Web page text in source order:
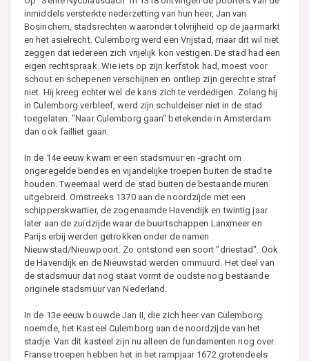
inmiddels versterkte nederzetting van hun heer, Jan van
Bosinchem, stadsrechten waaronder tolvrijheid op de jaarmarkt
en het asielrecht. Culemborg werd een Vrijstad, maar dit wil niet
zeggen dat iedereen zich vrijelijk kon vestigen. De stad had een
eigen rechtspraak. Wie iets op zijn kerfstok had, moest voor
schout en schepenen verschijnen en ontliep zijn gerechte straf
niet. Hij kreeg echter wel de kans zich te verdedigen. Zolang hij
in Culemborg verbleef, werd zijn schuldeiser niet in de stad
toegelaten. "Naar Culemborg gaan" betekende in Amsterdam
dan ook failliet gaan.
In de 14e eeuw kwam er een stadsmuur en -gracht om
ongeregelde bendes en vijandelijke troepen buiten de stad te
houden. Tweemaal werd de stad buiten de bestaande muren
uitgebreid. Omstreeks 1370 aan de noordzijde met een
schipperskwartier, de zogenaamde Havendijk en twintig jaar
later aan de zuidzijde waar de buurtschappen Lanxmeer en
Parijs erbij werden getrokken onder de namen
Nieuwstad/Nieuwpoort. Zo ontstond een soort "driestad". Ook
de Havendijk en de Nieuwstad werden ommuurd. Het deel van
de stadsmuur dat nog staat vormt de oudste nog bestaande
originele stadsmuur van Nederland.
In de 13e eeuw bouwde Jan II, die zich heer van Culemborg
noemde, het Kasteel Culemborg aan de noordzijde van het
stadje. Van dit kasteel zijn nu alleen de fundamenten nog over.
Franse troepen hebben het in het rampjaar 1672 grotendeels